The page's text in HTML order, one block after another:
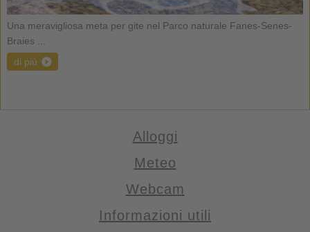
Una meravigliosa meta per gite nel Parco naturale Fanes-Senes-
Braies ...
di più
Alloggi
Meteo
Webcam
Informazioni utili